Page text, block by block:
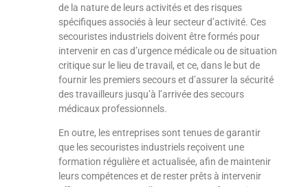
de la nature de leurs activités et des risques
spécifiques associés à leur secteur d’activité. Ces
secouristes industriels doivent être formés pour
intervenir en cas d’urgence médicale ou de situation
critique sur le lieu de travail, et ce, dans le but de
fournir les premiers secours et d’assurer la sécurité
des travailleurs jusqu’à l’arrivée des secours
médicaux professionnels.
En outre, les entreprises sont tenues de garantir
que les secouristes industriels reçoivent une
formation régulière et actualisée, afin de maintenir
leurs compétences et de rester prêts à intervenir